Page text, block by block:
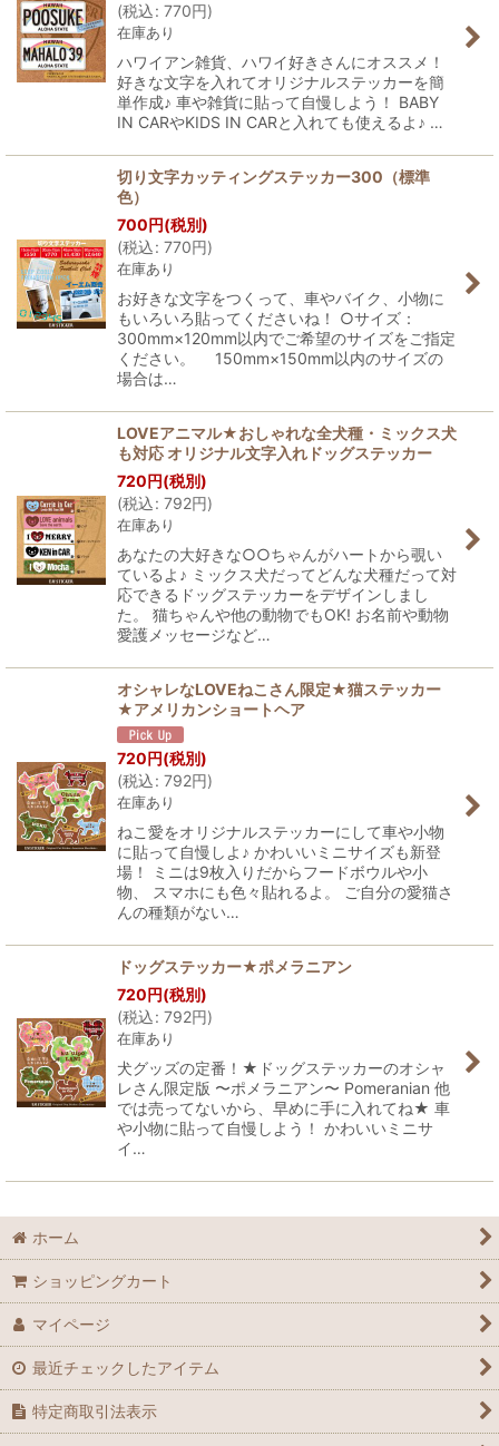
(税込: 770円)
在庫あり
ハワイアン雑貨、ハワイ好きさんにオススメ！
好きな文字を入れてオリジナルステッカーを簡
単作成♪ 車や雑貨に貼って自慢しよう！ BABY
IN CARやKIDS IN CARと入れても使えるよ♪ …
切り文字カッティングステッカー300（標準
色）
700円(税別)
(税込: 770円)
在庫あり
お好きな文字をつくって、車やバイク、小物に
もいろいろ貼ってくださいね！ ○サイズ：
300mm×120mm以内でご希望のサイズをご指定
ください。 150mm×150mm以内のサイズの
場合は…
LOVEアニマル★おしゃれな全犬種・ミックス犬
も対応 オリジナル文字入れドッグステッカー
720円(税別)
(税込: 792円)
在庫あり
あなたの大好きな○○ちゃんがハートから覗い
ているよ♪ ミックス犬だってどんな犬種だって対
応できるドッグステッカーをデザインしまし
た。 猫ちゃんや他の動物でもOK! お名前や動物
愛護メッセージなど…
オシャレなLOVEねこさん限定★猫ステッカー
★アメリカンショートヘア
720円(税別)
(税込: 792円)
在庫あり
ねこ愛をオリジナルステッカーにして車や小物
に貼って自慢しよ♪ かわいいミニサイズも新登
場！ ミニは9枚入りだからフードボウルや小
物、 スマホにも色々貼れるよ。 ご自分の愛猫さ
んの種類がない…
ドッグステッカー★ポメラニアン
720円(税別)
(税込: 792円)
在庫あり
犬グッズの定番！★ドッグステッカーのオシャ
レさん限定版 〜ポメラニアン〜 Pomeranian 他
では売ってないから、早めに手に入れてね★ 車
や小物に貼って自慢しよう！ かわいいミニサ
イ…
ホーム
ショッピングカート
マイページ
最近チェックしたアイテム
特定商取引法表示